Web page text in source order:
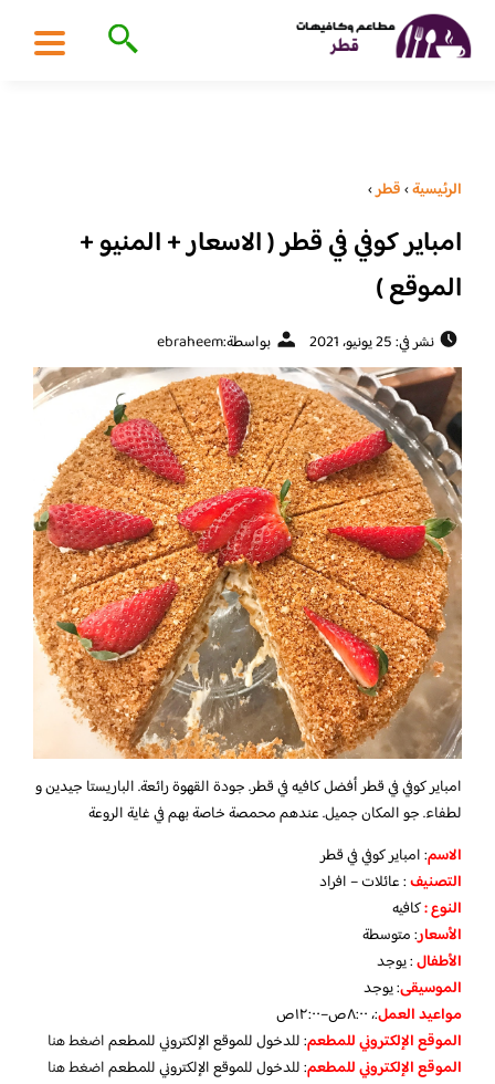
الرئيسية›قطر›
امباير كوفي في قطر ( الاسعار + المنيو +
الموقع )
نشر في: 25 يونيو، 2021 بواسطة:ebraheem
امباير كوفي في قطر أفضل كافيه في قطر. جودة القهوة رائعة. الباريستا جيدين و
لطفاء. جو المكان جميل. عندهم محمصة خاصة بهم في غاية الروعة
الاسم: امباير كوفي في قطر
التصنيف: عائلات – افراد
النوع :كافيه
الأسعار:متوسطة
الأطفال:يوجد
الموسيقى:يوجد
مواعيد العمل:، ٨:٠٠ص–١٢:٠٠ص
الموقع الإلكتروني للمطعم: للدخول للموقع الإلكتروني للمطعماضغط هنا
الموقع الإلكتروني للمطعم: للدخول للموقع الإلكتروني للمطعماضغط هنا